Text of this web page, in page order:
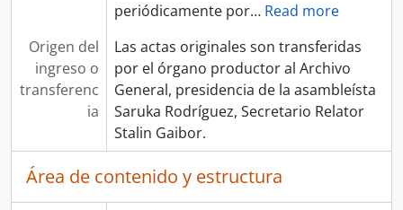
periódicamente por… Read more
Origen del
ingreso o
transferenc
ia
Las actas originales son transferidas
por el órgano productor al Archivo
General, presidencia de la asambleísta
Saruka Rodríguez, Secretario Relator
Stalin Gaibor.
Área de contenido y estructura